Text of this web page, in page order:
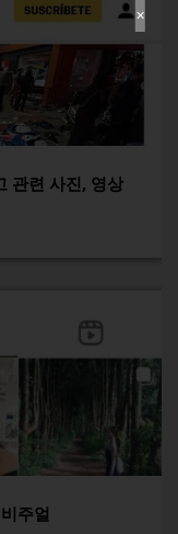
✕
관련 사진, 영상
주얼